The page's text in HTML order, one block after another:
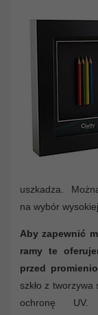
uszkadza.
na wybór
Aby zapewnić
ramy te
przed
szkło z
ochronę